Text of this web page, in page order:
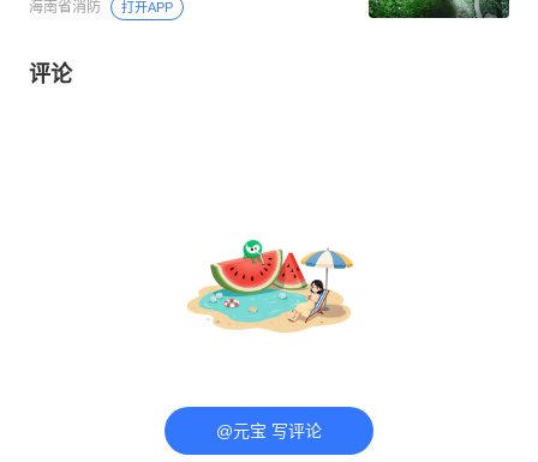
海南省消防 打开APP
评论
@元宝 写评论